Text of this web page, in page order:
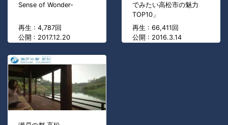
Sense of Wonder-
再生 : 4,787回
公開 : 2017.12.20
でみたい高松市の魅力
TOP10」
再生 : 66,411回
公開 : 2016.3.14